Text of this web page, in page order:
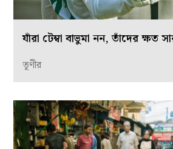
যাঁরা টেম্বা বাভুমা নন, তাঁদের ক্ষত
তূণীর